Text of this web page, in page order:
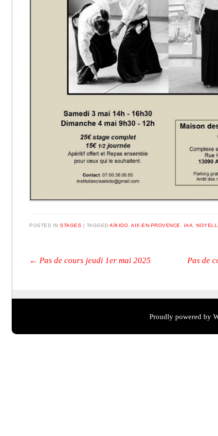
POSTED INSTAGES | TAGGEDAÏKIDO ,AIX-EN-PROVENCE IAA ,
Post navigation
← Pas de cours jeudi 1er mai 2025 Pas de
Proudly powered by